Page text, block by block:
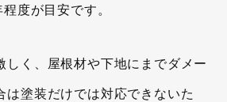
度が目安です。
しく、屋根材や下地にまでダメー
は塗装だけでは対応できないた